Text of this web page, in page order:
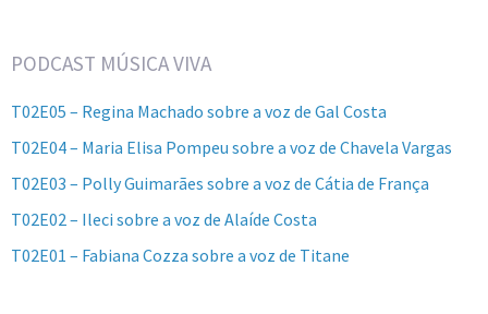
PODCAST MÚSICA VIVA
T02E05 – Regina Machado sobre a voz de Gal Costa
T02E04 – Maria Elisa Pompeu sobre a voz de Chavela Vargas
T02E03 – Polly Guimarães sobre a voz de Cátia de França
T02E02 – Ileci sobre a voz de Alaíde Costa
T02E01 – Fabiana Cozza sobre a voz de Titane